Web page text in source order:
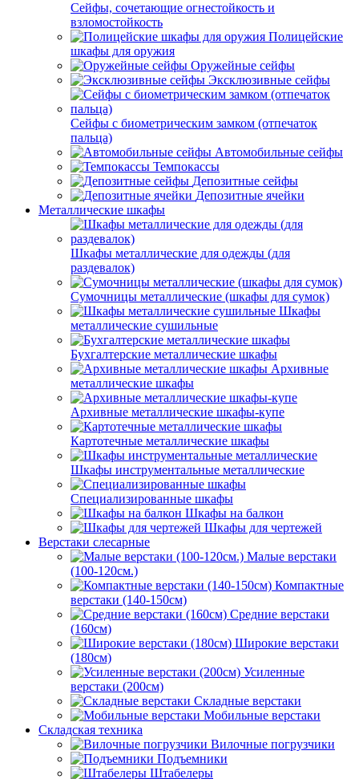
Сейфы, сочетающие огнестойкость и
взломостойкость
Полицейские
шкафы для оружия
Оружейные сейфы
Эксклюзивные сейфы
Сейфы с биометрическим замком (отпечаток
пальца)
Автомобильные сейфы
Темпокассы
Депозитные сейфы
Депозитные ячейки
Металлические шкафы
Шкафы металлические для одежды (для
раздевалок)
Сумочницы металлические (шкафы для сумок)
Шкафы
металлические сушильные
Бухгалтерские металлические шкафы
Архивные
металлические шкафы
Архивные металлические шкафы-купе
Картотечные металлические шкафы
Шкафы инструментальные металлические
Специализированные шкафы
Шкафы на балкон
Шкафы для чертежей
Верстаки слесарные
Малые верстаки
(100-120см.)
Компактные
верстаки (140-150см)
Средние верстаки
(160см)
Широкие верстаки
(180см)
Усиленные
верстаки (200см)
Складные верстаки
Мобильные верстаки
Складская техника
Вилочные погрузчики
Подъемники
Штабелеры